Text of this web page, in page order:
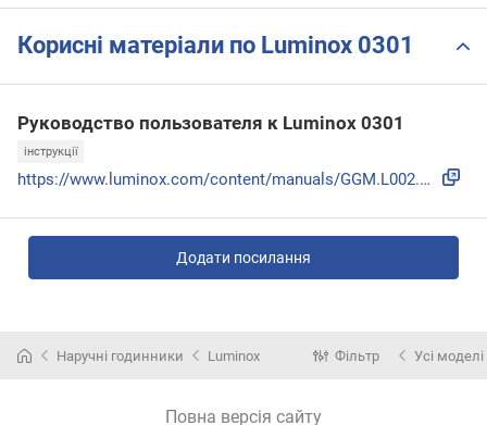
Корисні матеріали по Luminox 0301
Руководство пользователя к Luminox 0301
інструкції
https://www.luminox.com/content/manuals/GGM.L002.GMT.pdf
Додати посилання
Наручні годинники Luminox Фільтр Усі моделі
Повна версія сайту